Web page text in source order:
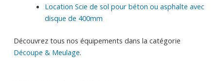
Location Scie de sol pour béton ou asphalte avec
disque de 400mm
Découvrez tous nos équipements dans la catégorie
Découpe & Meulage.